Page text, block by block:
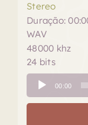
Stereo
Duração:
WAV
48000 khz
24 bits
Tocador
de
áudio
00:00